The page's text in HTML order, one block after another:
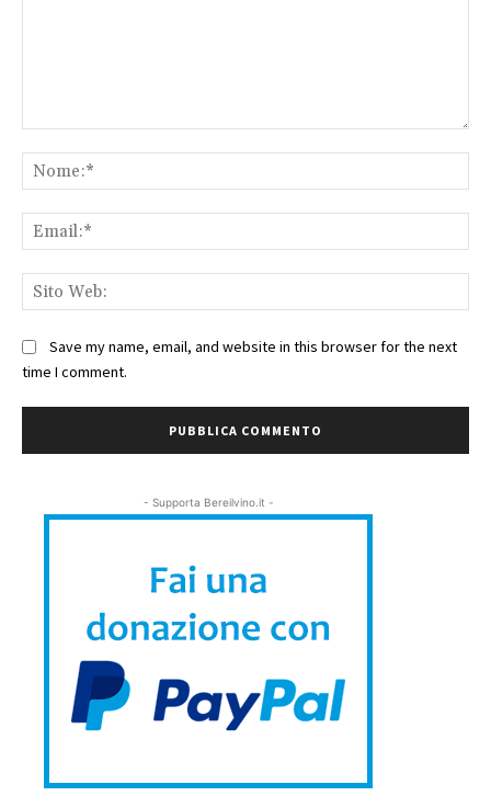
Save my name, email, and website in this browser for the next
time I comment.
- Supporta Bereilvino.it -